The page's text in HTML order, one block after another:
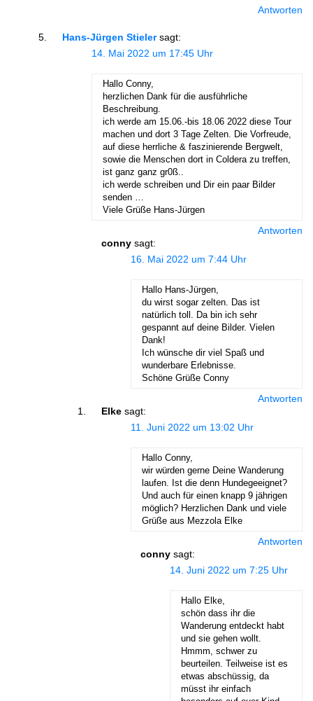
Antworten
Hans-Jürgen Stieler sagt:
14. Mai 2022 um 17:45 Uhr
Hallo Conny,
herzlichen Dank für die ausführliche
Beschreibung.
ich werde am 15.06.-bis 18.06 2022 diese Tour
machen und dort 3 Tage Zelten. Die Vorfreude,
auf diese herrliche & faszinierende Bergwelt,
sowie die Menschen dort in Coldera zu treffen,
ist ganz ganz gr0ß..
ich werde schreiben und Dir ein paar Bilder
senden …
Viele Grüße Hans-Jürgen
Antworten
conny sagt:
16. Mai 2022 um 7:44 Uhr
Hallo Hans-Jürgen,
du wirst sogar zelten. Das ist
natürlich toll. Da bin ich sehr
gespannt auf deine Bilder. Vielen
Dank!
Ich wünsche dir viel Spaß und
wunderbare Erlebnisse.
Schöne Grüße Conny
Antworten
Elke sagt:
11. Juni 2022 um 13:02 Uhr
Hallo Conny,
wir würden gerne Deine Wanderung
laufen. Ist die denn Hundegeeignet?
Und auch für einen knapp 9 jährigen
möglich? Herzlichen Dank und viele
Grüße aus Mezzola Elke
Antworten
conny sagt:
14. Juni 2022 um 7:25 Uhr
Hallo Elke,
schön dass ihr die
Wanderung entdeckt habt
und sie gehen wollt.
Hmmm, schwer zu
beurteilen. Teilweise ist es
etwas abschüssig, da
müsst ihr einfach